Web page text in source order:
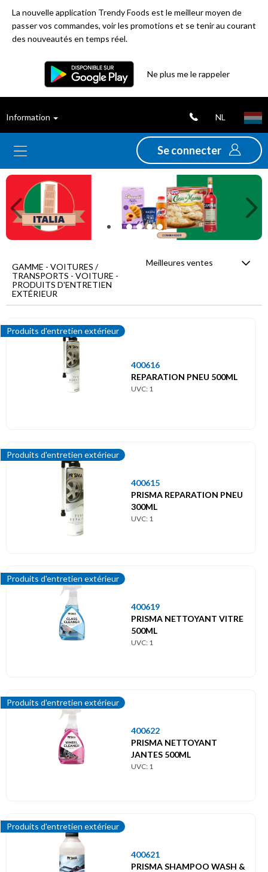
La nouvelle application Trendy Foods est le meilleur moyen de
passer vos commandes, voir les promotions et se tenir au courant
des nouveautés en temps réel.
Ne plus me le rappeler
Information NL
Se connecter
ventes
Nouveautés
Promotions
Déstockage
Menu
principal
Voitures
Transports
d'entretien
Previous
GAMME - VOITURES /
TRANSPORTS - VOITURE -
PRODUITS D'ENTRETIEN
EXTÉRIEUR
Meilleures ventes
Produits d'entretien extérieur
400616
REPARATION PNEU 500ML
UVC: 1
Produits d'entretien extérieur
400615
PRISMA REPARATION PNEU
300ML
UVC: 1
Produits d'entretien extérieur
400619
PRISMA NETTOYANT VITRE
500ML
UVC: 1
Produits d'entretien extérieur
400622
PRISMA NETTOYANT
JANTES 500ML
UVC: 1
Produits d'entretien extérieur
400621
PRISMA SHAMPOO WASH &